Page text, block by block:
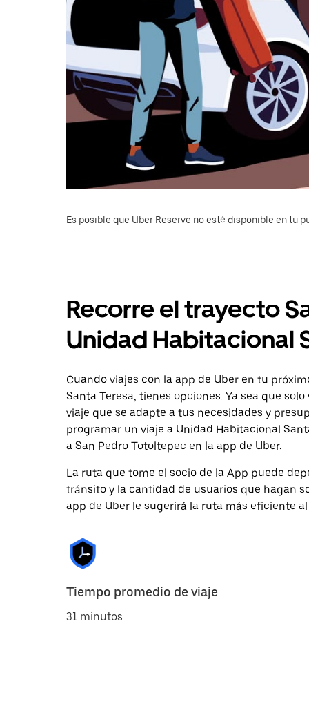
Es posible que Uber Reserve no esté disponible en tu
Recorre el trayecto
Unidad Habitacional
Cuando viajes con la app de Uber en tu
Santa Teresa, tienes opciones. Ya sea que
viaje que se adapte a tus necesidades y
programar un viaje a Unidad Habitacional
a San Pedro Totoltepec en la app de Uber.
La ruta que tome el socio de la App puede
tránsito y la cantidad de usuarios que hagan
app de Uber le sugerirá la ruta más eficiente
Tiempo promedio de viaje
31 minutos